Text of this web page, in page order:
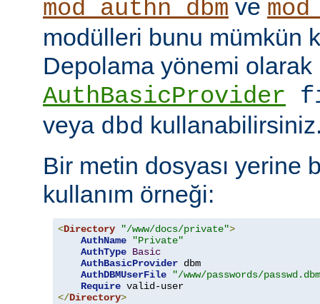
mod_authn_dbm ve
modülleri bunu mümkün
Depolama yönemi olarak
AuthBasicProvider
veya dbd
Bir metin dosyası yerine
kullanım örneği:
<Directory "/www/docs/private">
AuthName
"Private"
AuthType Basic
AuthBasicProvider dbm
AuthDBMUserFile
"/www/passwords/
Require
</Directory>